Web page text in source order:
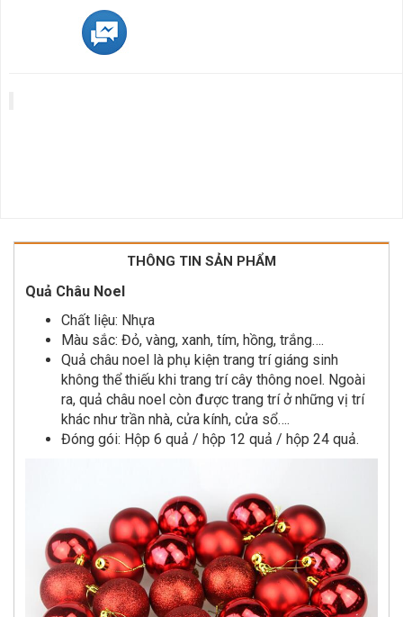
THÔNG TIN SẢN PHẨM
Quả Châu Noel
Chất liệu: Nhựa
Màu sắc: Đỏ, vàng, xanh, tím, hồng, trắng….
Quả châu noel là phụ kiện trang trí giáng sinh
không thể thiếu khi trang trí cây thông noel. Ngoài
ra, quả châu noel còn được trang trí ở những vị trí
khác như trần nhà, cửa kính, cửa sổ….
Đóng gói: Hộp 6 quả / hộp 12 quả / hộp 24 quả.